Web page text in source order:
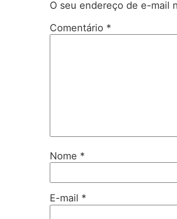
O seu endereço de e-mail
Comentário *
Nome *
E-mail *